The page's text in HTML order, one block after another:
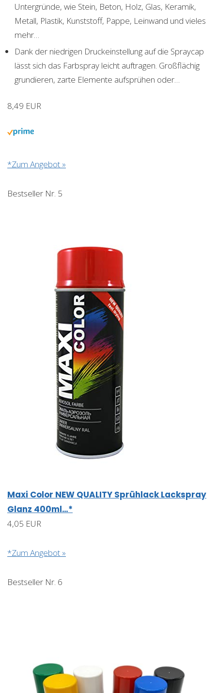
Untergründe, wie Stein, Beton, Holz, Glas, Keramik,
Metall, Plastik, Kunststoff, Pappe, Leinwand und vieles
mehr…
Dank der niedrigen Druckeinstellung auf die Spraycap
lässt sich das Farbspray leicht auftragen. Großflächig
grundieren, zarte Elemente aufsprühen oder…
8,49 EUR
*Zum Angebot »
Bestseller Nr. 5
Maxi Color NEW QUALITY Sprühlack Lackspray
Glanz 400ml…*
4,05 EUR
*Zum Angebot »
Bestseller Nr. 6